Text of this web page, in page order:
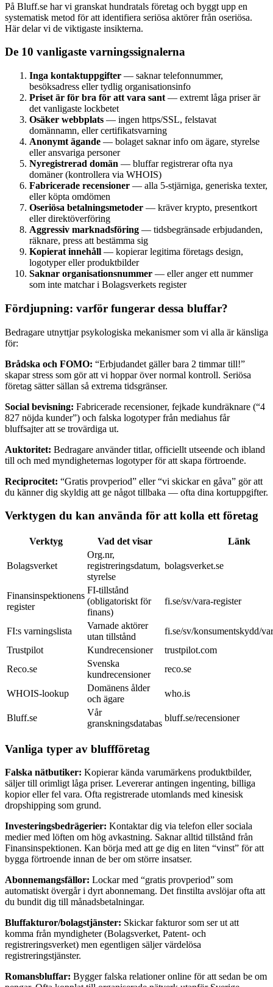
På Bluff.se har vi granskat hundratals företag och byggt upp en
systematisk metod för att identifiera seriösa aktörer från oseriösa.
Här delar vi de viktigaste insikterna.
De 10 vanligaste varningssignalerna
Inga kontaktuppgifter — saknar telefonnummer,
besöksadress eller tydlig organisationsinfo
Priset är för bra för att vara sant — extremt låga priser är
det vanligaste lockbetet
Osäker webbplats — ingen https/SSL, felstavat
domännamn, eller certifikatsvarning
Anonymt ägande — bolaget saknar info om ägare, styrelse
eller ansvariga personer
Nyregistrerad domän — bluffar registrerar ofta nya
domäner (kontrollera via WHOIS)
Fabricerade recensioner — alla 5-stjärniga, generiska texter,
eller köpta omdömen
Oseriösa betalningsmetoder — kräver krypto, presentkort
eller direktöverföring
Aggressiv marknadsföring — tidsbegränsade erbjudanden,
räknare, press att bestämma sig
Kopierat innehåll — kopierar legitima företags design,
logotyper eller produktbilder
Saknar organisationsnummer — eller anger ett nummer
som inte matchar i Bolagsverkets register
Fördjupning: varför fungerar dessa bluffar?
Bedragare utnyttjar psykologiska mekanismer som vi alla är känsliga
för:
Brådska och FOMO: “Erbjudandet gäller bara 2 timmar till!”
skapar stress som gör att vi hoppar över normal kontroll. Seriösa
företag sätter sällan så extrema tidsgränser.
Social bevisning: Fabricerade recensioner, fejkade kundräknare (“4
827 nöjda kunder”) och falska logotyper från mediahus får
bluffsajter att se trovärdiga ut.
Auktoritet: Bedragare använder titlar, officiellt utseende och ibland
till och med myndigheternas logotyper för att skapa förtroende.
Reciprocitet: “Gratis provperiod” eller “vi skickar en gåva” gör att
du känner dig skyldig att ge något tillbaka — ofta dina kortuppgifter.
Verktygen du kan använda för att kolla ett företag
Verktyg Vad det visar Länk
Bolagsverket
Org.nr,
registreringsdatum,
styrelse
bolagsverket.se
Finansinspektionens
register
FI-tillstånd
(obligatoriskt för
finans)
fi.se/sv/vara-register
FI:s varningslista
Varnade aktörer
utan tillstånd
fi.se/sv/konsumentskydd/
Trustpilot
Kundrecensioner
trustpilot.com
Reco.se
Svenska
kundrecensioner
reco.se
WHOIS-lookup
Domänens ålder
och ägare
who.is
Bluff.se
Vår
granskningsdatabas
bluff.se/recensioner
Vanliga typer av bluffföretag
Falska nätbutiker: Kopierar kända varumärkens produktbilder,
säljer till orimligt låga priser. Levererar antingen ingenting, billiga
kopior eller fel vara. Ofta registrerade utomlands med kinesisk
dropshipping som grund.
Investeringsbedrägerier: Kontaktar dig via telefon eller sociala
medier med löften om hög avkastning. Saknar alltid tillstånd från
Finansinspektionen. Kan börja med att ge dig en liten “vinst” för att
bygga förtroende innan de ber om större insatser.
Abonnemangsfällor: Lockar med “gratis provperiod” som
automatiskt övergår i dyrt abonnemang. Det finstilta avslöjar ofta att
du bundit dig till månadsbetalningar.
Bluffakturor/bolagstjänster: Skickar fakturor som ser ut att
komma från myndigheter (Bolagsverket, Patent- och
registreringsverket) men egentligen säljer värdelösa
registreringstjänster.
Romansbluffar: Bygger falska relationer online för att sedan be om